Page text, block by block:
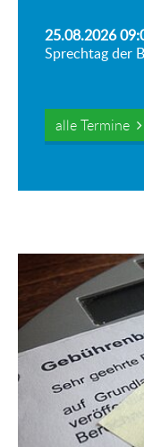
25.08.2026
Sprechtag der
alle Termine